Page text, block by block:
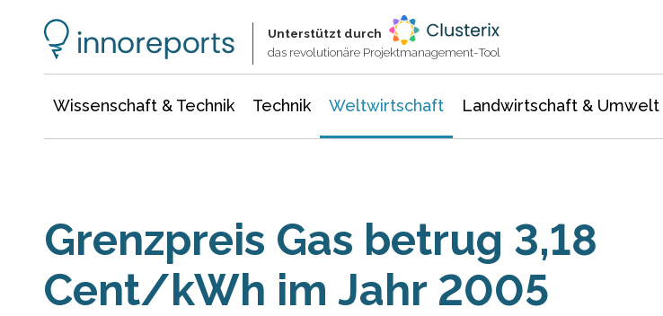
Unterstützt durch
das revolutionäre Projektmanagement-Tool
Wissenschaft & Technik Technik Weltwirtschaft Landwirtschaft & Umwelt
Grenzpreis Gas betrug 3,18
Cent/kWh im Jahr 2005